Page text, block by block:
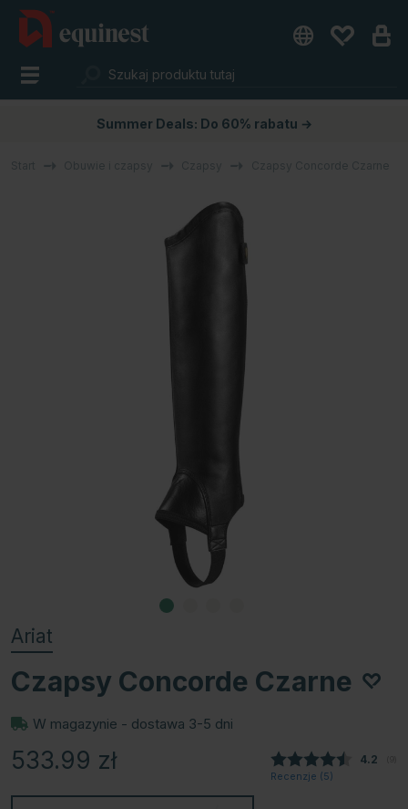
Summer Deals: Do 60% rabatu →
Ariat
Czapsy Concorde Czarne
W magazynie - dostawa 3-5 dni
533.99 zł 4.2
Recenzje (5)